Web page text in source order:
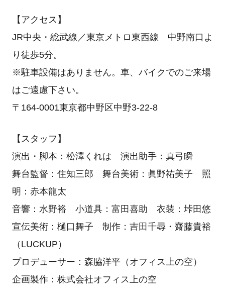
【アクセス】
JR中央・総武線／東京メトロ東西線 中野南口よ
り徒歩5分。
※駐車設備はありません。車、バイクでのご来場
はご遠慮下さい。
〒164-0001東京都中野区中野3-22-8
【スタッフ】
演出・脚本：松澤くれは 演出助手：真弓瞬
舞台監督：住知三郎 舞台美術：眞野祐美子 照
明：赤本龍太
音響：水野裕 小道具：富田喜助 衣装：垰田悠
宣伝美術：樋口舞子 制作：吉田千尋・齋藤貴裕
（LUCKUP）
プロデューサー：森脇洋平（オフィス上の空）
企画製作：株式会社オフィス上の空